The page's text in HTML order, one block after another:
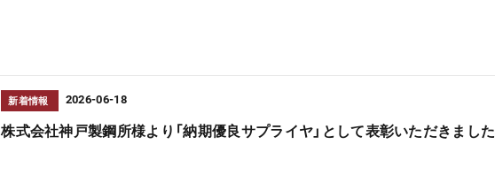
新着情報 2026-06-18
株式会社神戸製鋼所様より「納期優良サプライヤ」として表彰いただきました